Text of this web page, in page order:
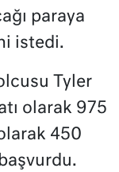
paraya
istedi.
Tyler
olarak 975
450